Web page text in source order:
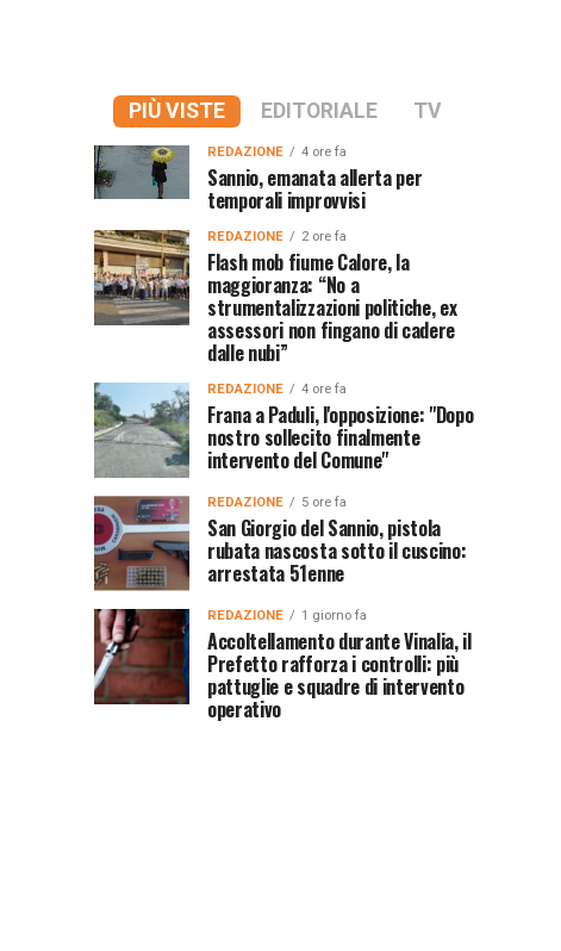
PIÙ VISTE EDITORIALE TV
REDAZIONE 4 ore fa
Sannio, emanata allerta per
temporali improvvisi
REDAZIONE 2 ore fa
Flash mob fiume Calore, la
maggioranza: “No a
strumentalizzazioni politiche, ex
assessori non fingano di cadere
dalle nubi”
REDAZIONE 4 ore fa
Frana a Paduli, l'opposizione: "Dopo
nostro sollecito finalmente
intervento del Comune"
REDAZIONE 5 ore fa
San Giorgio del Sannio, pistola
rubata nascosta sotto il cuscino:
arrestata 51enne
REDAZIONE 1 giorno fa
Accoltellamento durante Vinalia, il
Prefetto rafforza i controlli: più
pattuglie e squadre di intervento
operativo